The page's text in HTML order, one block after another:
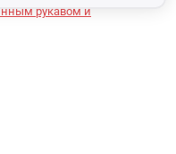
рукавом и